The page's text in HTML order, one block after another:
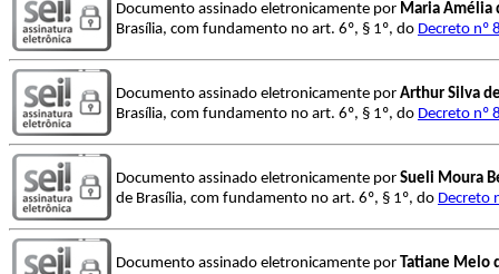
Documento assinado eletronicamente por Maria Amélia
Brasília, com fundamento no art. 6º, § 1º, do Decreto nº
Documento assinado eletronicamente por Arthur Silva
Brasília, com fundamento no art. 6º, § 1º, do Decreto nº
Documento assinado eletronicamente por Sueli Moura
de Brasília, com fundamento no art. 6º, § 1º, do Decreto
Documento assinado eletronicamente por Tatiane Melo